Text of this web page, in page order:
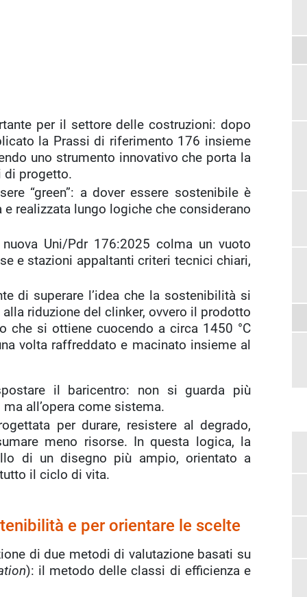
per il settore delle costruzioni: dopo
la Prassi di riferimento 176 insieme
uno strumento innovativo che porta la
di progetto.
“green”: a dover essere sostenibile è
e realizzata lungo logiche che considerano
Uni/Pdr 176:2025 colma un vuoto
e stazioni appaltanti criteri tecnici chiari,
di superare l’idea che la sostenibilità si
riduzione del clinker, ovvero il prodotto
che si ottiene cuocendo a circa 1450 °C
volta raffreddato e macinato insieme al
il baricentro: non si guarda più
all’opera come sistema.
per durare, resistere al degrado,
meno risorse. In questa logica, la
di un disegno più ampio, orientato a
il ciclo di vita.
e per orientare le scelte
di due metodi di valutazione basati su
): il metodo delle classi di efficienza e